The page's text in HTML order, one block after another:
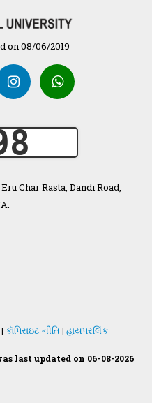
- भारतीय
on 08/06/2019
Char Rasta, Dandi Road,
| કૉપિરાઇટ નીતિ | હાયપરલિંક
last updated on 06-08-2026